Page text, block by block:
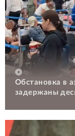
Обстановка в
задержаны